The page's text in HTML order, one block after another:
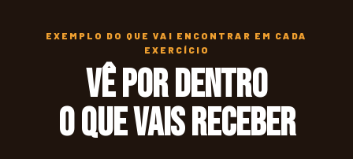
EXEMPLO DO QUE VAI ENCONTRAR EM CADA
EXERCÍCIO
Vê por dentro
o que vais receber